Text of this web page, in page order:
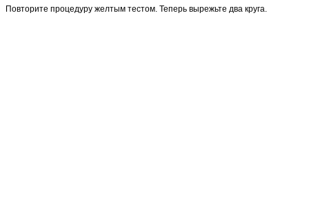
Повторите процедуру желтым тестом. Теперь вырежьте два круга.